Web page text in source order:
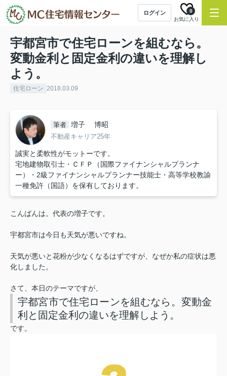
ログイン
お気に入り
0
宇都宮市で住宅ローンを組むなら。
変動金利と固定金利の違いを理解し
よう。
住宅ローン 2018.03.09
筆者 増子 博昭
不動産キャリア25年
誠実と柔軟性がモットーです。
宅地建物取引士・ＣＦＰ（国際ファイナンシャルプランナ
ー）・2級ファイナンシャルプランナー技能士・高等学校教諭
一種免許（国語）を保有しております。
こんばんは。代表の増子です。
宇都宮市は今日も天気が悪いですね。
天気が悪いと花粉が少なくなるはずですが、なぜか私の症状は悪
化しました。
さて、本日のテーマですが、
宇都宮市で住宅ローンを組むなら。変動金
利と固定金利の違いを理解しよう。
です。